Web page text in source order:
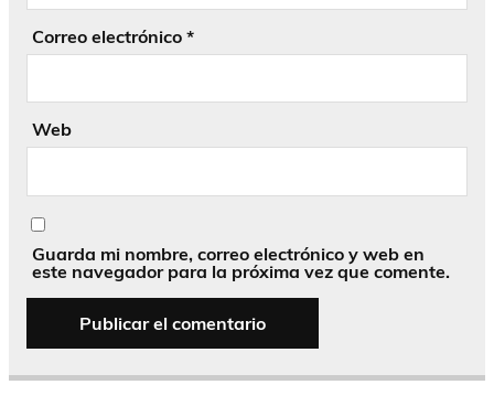
Correo electrónico *
Web
Guarda mi nombre, correo electrónico y web en
este navegador para la próxima vez que comente.